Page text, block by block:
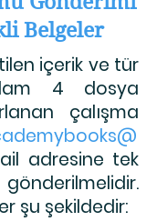
Belgeler
içerik ve tür
4 dosya
çalışma
adresine tek
şu şekildedir: